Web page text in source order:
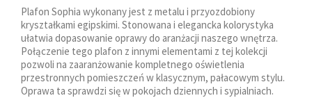
Plafon Sophia wykonany jest z metalu i przyozdobiony
kryształkami egipskimi. Stonowana i elegancka kolorystyka
ułatwia dopasowanie oprawy do aranżacji naszego wnętrza.
Połączenie tego plafon z innymi elementami z tej kolekcji
pozwoli na zaaranżowanie kompletnego oświetlenia
przestronnych pomieszczeń w klasycznym, pałacowym stylu.
Oprawa ta sprawdzi się w pokojach dziennych i sypialniach.